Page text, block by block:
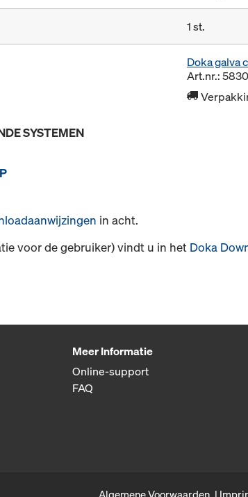
1 st.
Doka galva
Art.nr.:
SYSTEMEN
in acht.
voor de gebruiker) vindt u in het Doka
Meer Informatie
Online-support
FAQ